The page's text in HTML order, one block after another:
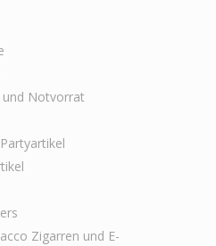
und Notvorrat
Zigarren und E-